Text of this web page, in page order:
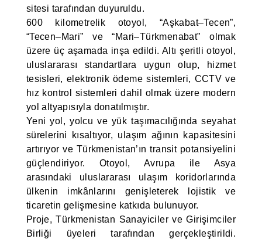
sitesi tarafından duyuruldu.
600 kilometrelik otoyol, “Aşkabat–Tecen”,
“Tecen–Mari” ve “Mari–Türkmenabat” olmak
üzere üç aşamada inşa edildi. Altı şeritli otoyol,
uluslararası standartlara uygun olup, hizmet
tesisleri, elektronik ödeme sistemleri, CCTV ve
hız kontrol sistemleri dahil olmak üzere modern
yol altyapısıyla donatılmıştır.
Yeni yol, yolcu ve yük taşımacılığında seyahat
sürelerini kısaltıyor, ulaşım ağının kapasitesini
artırıyor ve Türkmenistan’ın transit potansiyelini
güçlendiriyor. Otoyol, Avrupa ile Asya
arasındaki uluslararası ulaşım koridorlarında
ülkenin imkânlarını genişleterek lojistik ve
ticaretin gelişmesine katkıda bulunuyor.
Proje, Türkmenistan Sanayiciler ve Girişimciler
Birliği üyeleri tarafından gerçekleştirildi.